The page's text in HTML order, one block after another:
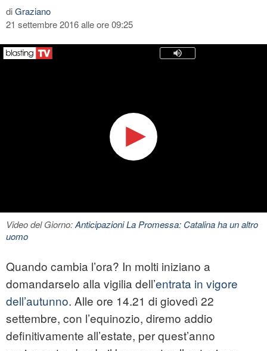
diGraziano
21 settembre 2016 alle ore 09:25
Video del Giorno:Anticipazioni La Promessa: Catalina ha un altro
uomo
Quando cambia l’ora? In molti iniziano a
domandarselo alla vigilia dell’entrata in vigore
dell’autunno. Alle ore 14.21 di giovedì 22
settembre, con l’equinozio, diremo addio
definitivamente all’estate, per quest’anno